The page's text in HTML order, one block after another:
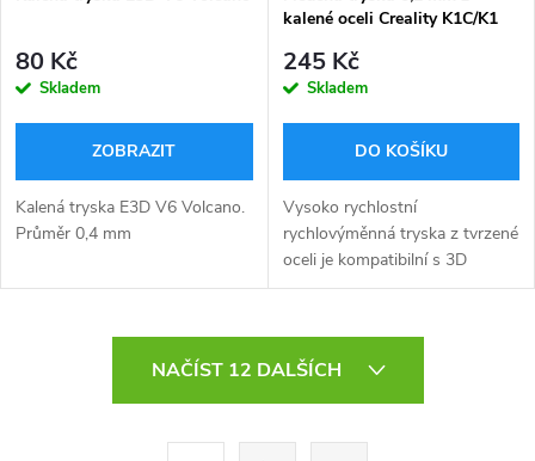
80 Kč
Skladem
ZOBRAZIT
Kalená tryska E3D V6 Volcano.
Průměr 0,4 mm
kalené oceli Creality K1C/K1
245 Kč
Skladem
DO KOŠÍKU
Vysoko rychlostní
rychlovýměnná tryska z tvrzené
oceli je kompatibilní s 3D
tiskárnami Creality K1C, K1 Max
celokovovou konstrukci, která
se rychle...
NAČÍST 12 DALŠÍCH